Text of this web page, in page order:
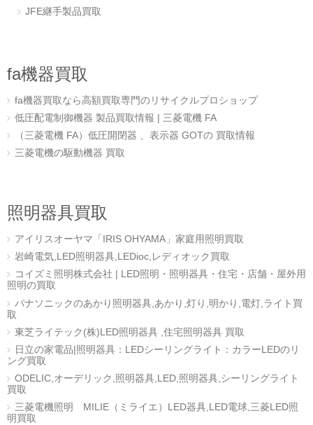
JFE継手製品買取
fa機器買取
fa機器買取なら高額買取専門のリサイクルプロショップ
低圧配電制御機器 製品買取情報 | 三菱電機 FA
（三菱電機 FA）低圧開閉器 、表示器 GOTの 買取情報
三菱電機の駆動機器 買取
照明器具買取
アイリスオーヤマ「IRIS OHYAMA」家庭用照明買取
岩崎電気,LED照明器具,LEDioc,レディオック買取
コイズミ照明株式会社 | LED照明・照明器具・住宅・店舗・屋外用
照明の買取
パナソニックのあかり照明器具,あかり,灯り,明かり,電灯,ライト買
取
東芝ライテック(株)LED照明器具 ,住宅照明器具 買取
日立の家電品|照明器具：LEDシーリングライト：カラーLEDのリ
ング買取
ODELIC,オーデリック,照明器具,LED,照明器具,シーリングライト
買取
三菱電機照明 MILIE（ミライエ）LED器具,LED電球,三菱LED照
明買取